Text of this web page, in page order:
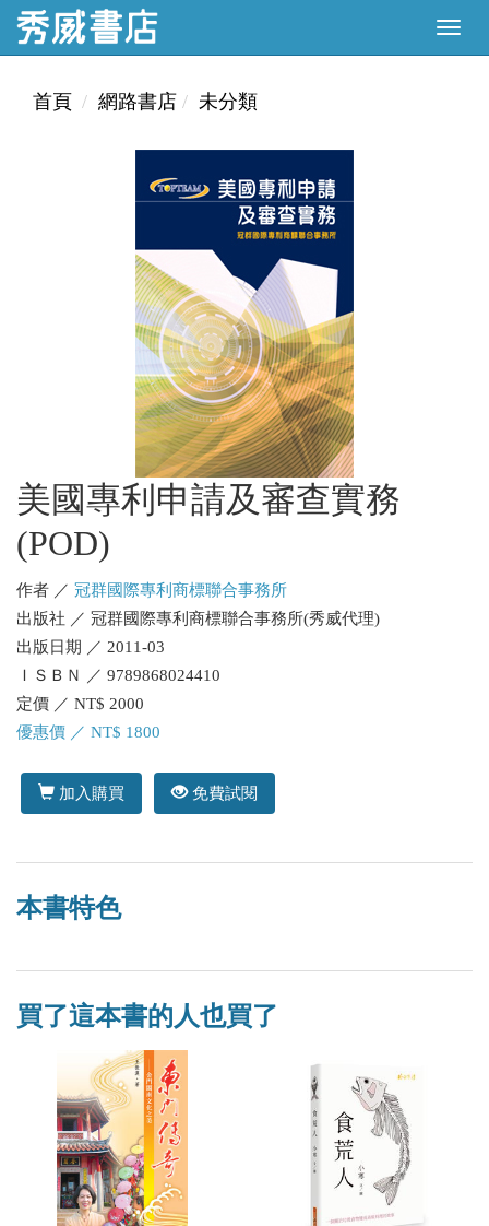
首頁 網路書店 未分類
美國專利申請及審查實務
(POD)
作者 ／ 冠群國際專利商標聯合事務所
出版社 ／ 冠群國際專利商標聯合事務所(秀威代理)
出版日期 ／ 2011-03
ＩＳＢＮ ／ 9789868024410
定價 ／ NT$ 2000
優惠價 ／ NT$ 1800
加入購買 免費試閱
本書特色
買了這本書的人也買了